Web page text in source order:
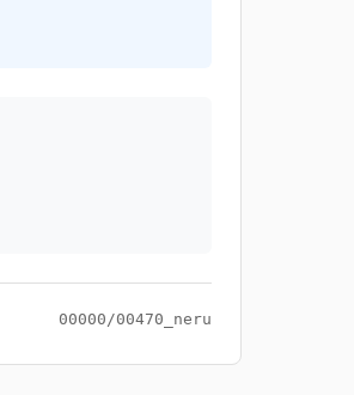
00000/00470_neru